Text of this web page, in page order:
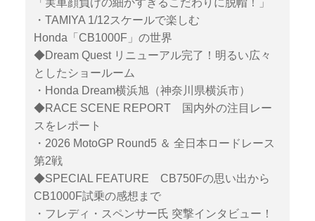
「実車顔負けの細かすぎるこだわりに脱帽！」
・TAMIYA 1/12スケールで楽しむ
Honda「CB1000F」の世界
◆Dream Quest リニューアル完了！明るい広々
としたショールーム
・Honda Dream横浜旭（神奈川県横浜市）
◆RACE SCENE REPORT 国内外の注目レー
スをレポート
・2026 MotoGP Round5 ＆ 全日本ロードレース
第2戦
◆SPECIAL FEATURE CB750Fの思い出から
CB1000F試乗の感想まで
・フレディ・スペンサー氏 突撃インタビュー！